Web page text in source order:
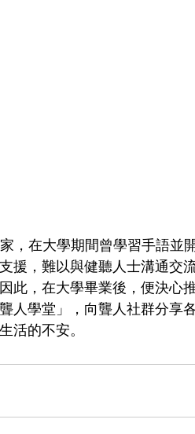
，在大學期間曾學習手語並
援，難以與健聽人士溝通交
此，在大學畢業後，便決心
人學堂」，向聾人社群分享
活的不安。